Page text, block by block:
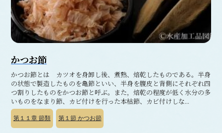
かつお節
かつお節とは カツオを身卸し後、煮熟、焙乾したものである。半身
の状態で製造したものを亀節といい、半身を腹皮と背側にそれぞれ四
つ割りしたものをかつお節と呼ぶ。また，焙乾の程度が低く水分の多
いものをなまり節、カビ付けを行った本枯節、カビ付けしな...
第１１章 節類 第１節かつお節